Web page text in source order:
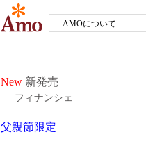
AMOについて
New 新発売
フィナンシェ
父親節限定